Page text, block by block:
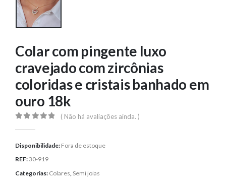
Colar com pingente luxo
cravejado com zircônias
coloridas e cristais banhado em
ouro 18k
( Não há avaliações ainda. )
Disponibilidade: Fora de estoque
REF:30-919
Categorias: Colares,Semi joias